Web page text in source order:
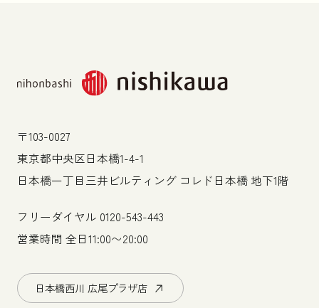
〒103-0027
東京都中央区日本橋1-4-1
日本橋一丁目三井ビルティング コレド日本橋 地下1階
フリーダイヤル 0120-543-443
営業時間 全日11:00〜20:00
日本橋西川 広尾プラザ店